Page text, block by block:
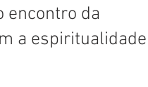
encontro da
a espiritualidade